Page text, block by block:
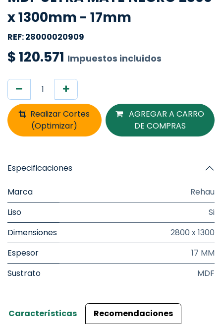
x 1300mm - 17mm
REF: 28000020909
$120.571 Impuestos incluidos
Realizar Cortes
(Optimizar)
AGREGAR A CARRO
DE COMPRAS
Especificaciones
Marca
Rehau
Liso
Si
Dimensiones
2800 x 1300
Espesor
17 MM
Sustrato
MDF
Características Recomendaciones